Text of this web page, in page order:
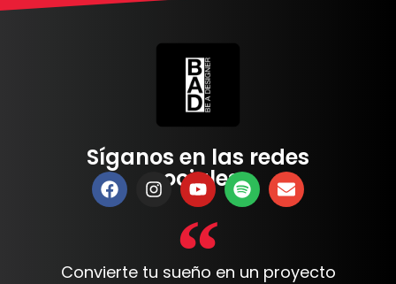
Síganos en las redes
sociales:
Convierte tu sueño en un proyecto